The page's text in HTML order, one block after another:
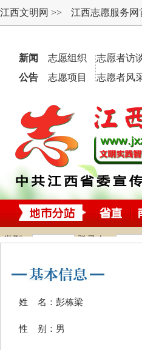
姓 名：彭栋梁
性 别：男